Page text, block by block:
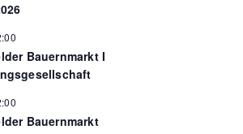
Bauernmarkt I
Bauernmarkt